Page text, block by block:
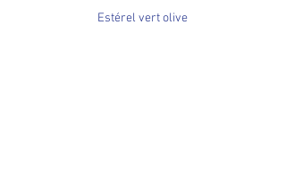
Estérel vert olive